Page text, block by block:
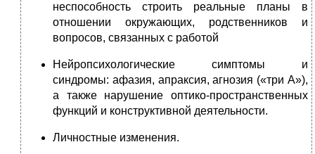
неспособность строить реальные планы в
отношении окружающих, родственников и
вопросов, связанных с работой
Нейропсихологические симптомы и
синдромы: афазия, апраксия, агнозия («три А»),
а также нарушение оптико-пространственных
функций и конструктивной деятельности.
Личностные изменения.